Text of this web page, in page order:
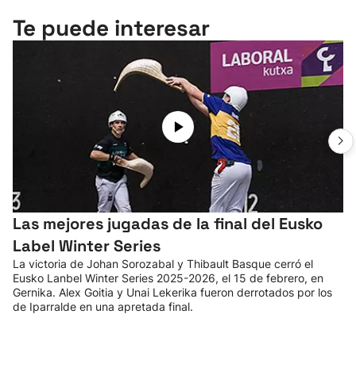
Te puede interesar
Las mejores jugadas de la final del Eusko
Label Winter Series
La victoria de Johan Sorozabal y Thibault Basque cerró el
Eusko Lanbel Winter Series 2025-2026, el 15 de febrero, en
Gernika. Alex Goitia y Unai Lekerika fueron derrotados por los
de Iparralde en una apretada final.